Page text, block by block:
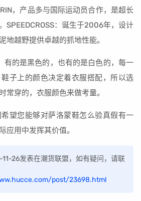
，产品多与国际运动员合作，是超长
SPEEDCROSS：诞生于2006年，设计
地越野提供卓越的抓地性能。
有的是黑色的，也有的是白色的，每一
子上的颜色决定着衣服搭配，所以选
常穿的，衣服颜色来做考量。
望您能够对萨洛蒙鞋怎么验真假有一
应用中发挥其价值。
26发表在潮货联盟，如有疑问，请联
post/23698.html